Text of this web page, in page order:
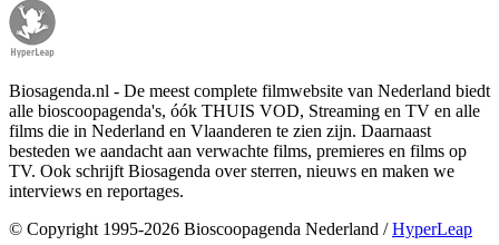
Biosagenda.nl - De meest complete filmwebsite van Nederland biedt
alle bioscoopagenda's, óók THUIS VOD, Streaming en TV en alle
films die in Nederland en Vlaanderen te zien zijn. Daarnaast
besteden we aandacht aan verwachte films, premieres en films op
TV. Ook schrijft Biosagenda over sterren, nieuws en maken we
interviews en reportages.
© Copyright 1995-2026 Bioscoopagenda Nederland /HyperLeap